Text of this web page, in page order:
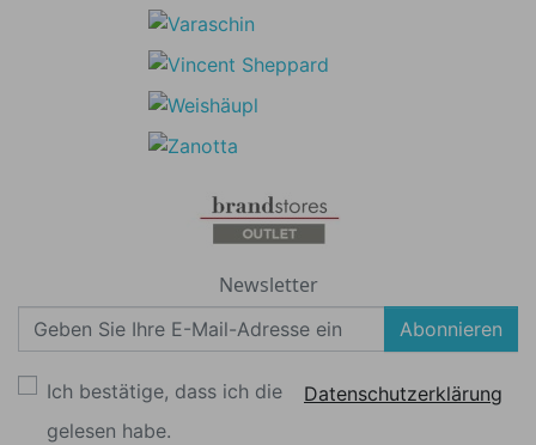
Newsletter
Abonnieren
Ich bestätige, dass ich die
Datenschutzerklärung
gelesen habe.